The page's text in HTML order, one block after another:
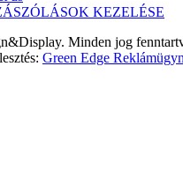
KEZELÉSE
Minden jog
Green Edge